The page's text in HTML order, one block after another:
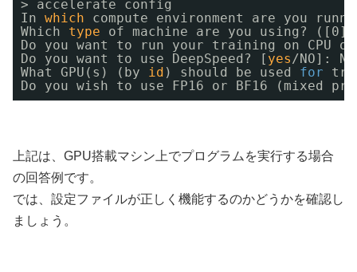
> accelerate config
In which
compute environment are you
Which type
of machine are you using?
Do you want to run your training on CPU
Do you want to use DeepSpeed? [ yes/NO]: NO
What GPU(s) (by id ) should be used for
Do you wish to use FP16 or BF16 (mixed
上記は、GPU搭載マシン上でプログラムを実行する場合
の回答例です。
では、設定ファイルが正しく機能するのかどうかを確認し
ましょう。